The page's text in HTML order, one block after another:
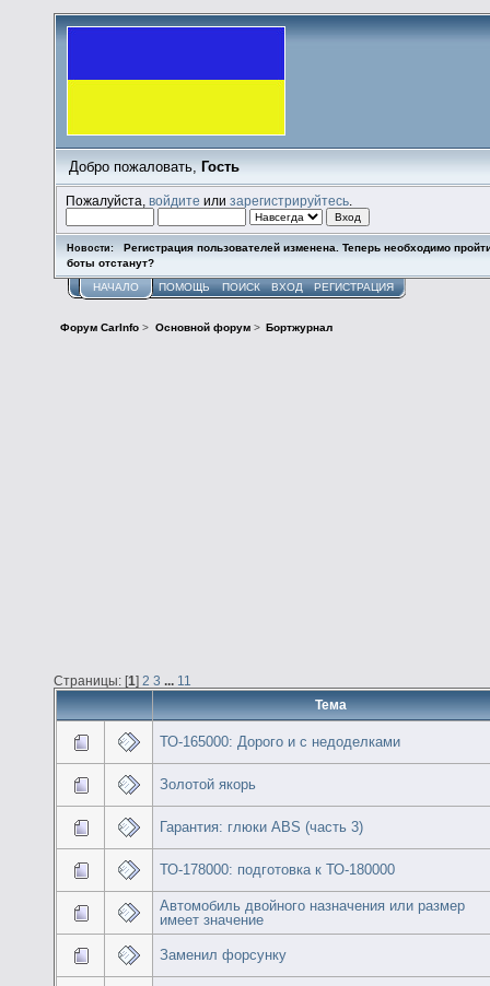
Добро пожаловать, Гость
Пожалуйста,войдите илизарегистрируйтесь
Новости:
Регистрация пользователей изменена. Теперь необходимо
боты отстанут?
НАЧАЛО ПОМОЩЬ ПОИСК ВХОД РЕГИСТРАЦИЯ
Форум CarInfo > Основной форум> Бортжурнал
Страницы: [1] 2 3 ... 11
Тема
ТО-165000: Дорого и с недоделками
Золотой якорь
Гарантия: глюки ABS (часть 3)
ТО-178000: подготовка к ТО-180000
Автомобиль двойного назначения или размер
имеет значение
Заменил форсунку